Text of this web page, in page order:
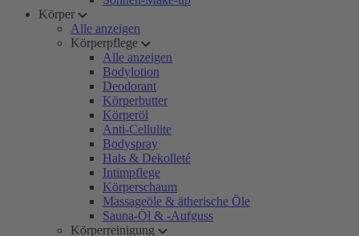
Körper
Alle anzeigen
Körperpflege
Alle anzeigen
Bodylotion
Deodorant
Körperbutter
Körperöl
Anti-Cellulite
Bodyspray
Hals & Dekolleté
Intimpflege
Körperschaum
Massageöle & ätherische Öle
Sauna-Öl & -Aufguss
Körperreinigung